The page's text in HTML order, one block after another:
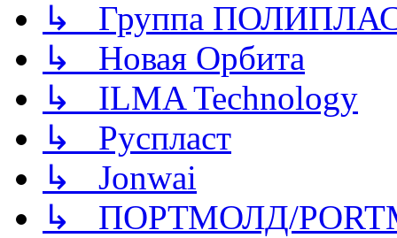
↳ Группа
↳ Новая Орбита
↳ ILMA Technology
↳ Руспласт
↳ Jonwai
↳ ПОРТМОЛД/